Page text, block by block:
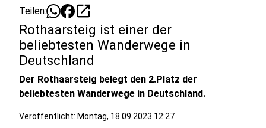
Teilen: open_in_new
Rothaarsteig ist einer der
beliebtesten Wanderwege in
Deutschland
Der Rothaarsteig belegt den 2.Platz der
beliebtesten Wanderwege in Deutschland.
Veröffentlicht: Montag, 18.09.2023 12:27